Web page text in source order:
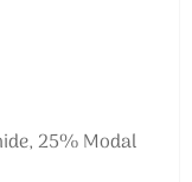
25% Modal